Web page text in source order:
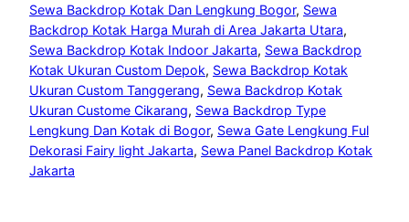
Sewa Backdrop Kotak Dan Lengkung Bogor, Sewa
Backdrop Kotak Harga Murah di Area Jakarta Utara
Sewa Backdrop Kotak Indoor Jakarta, Sewa Backdrop
Kotak Ukuran Custom Depok, Sewa Backdrop Kotak
Ukuran Custom Tanggerang, Sewa Backdrop Kotak
Ukuran Custome Cikarang, Sewa Backdrop Type
Lengkung Dan Kotak di Bogor, Sewa Gate Lengkung Ful
Dekorasi Fairy light Jakarta, Sewa Panel Backdrop Kotak
Jakarta